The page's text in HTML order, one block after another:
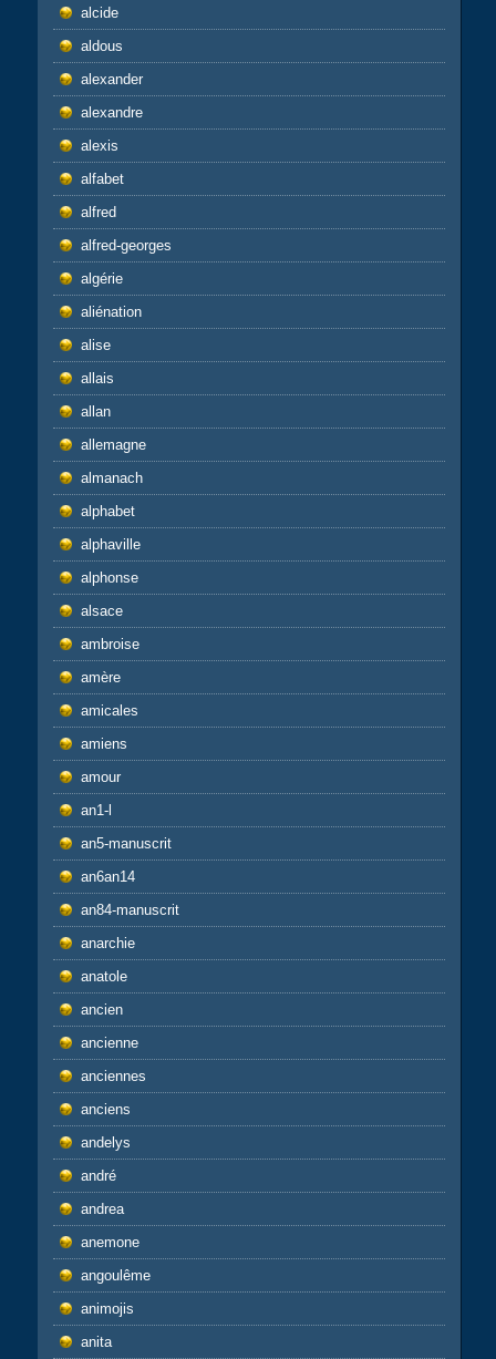
alcide
aldous
alexander
alexandre
alexis
alfabet
alfred
alfred-georges
algérie
aliénation
alise
allais
allan
allemagne
almanach
alphabet
alphaville
alphonse
alsace
ambroise
amère
amicales
amiens
amour
an1-l
an5-manuscrit
an6an14
an84-manuscrit
anarchie
anatole
ancien
ancienne
anciennes
anciens
andelys
andré
andrea
anemone
angoulême
animojis
anita